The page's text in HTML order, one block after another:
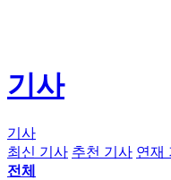
기사
기사
최신 기사 추천 기사 연재
전체